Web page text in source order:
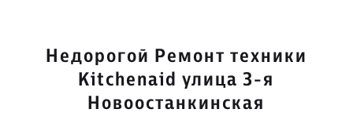
Недорогой Ремонт техники
Kitchenaid улица 3-я
Новоостанкинская